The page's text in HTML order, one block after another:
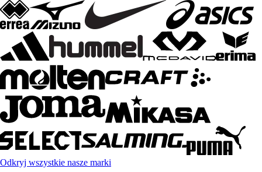
Odkryj wszystkie nasze marki